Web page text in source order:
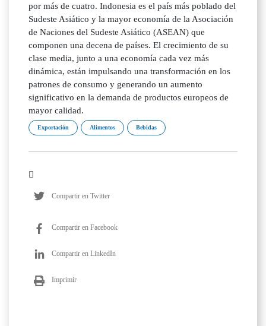
por más de cuatro. Indonesia es el país más poblado del
Sudeste Asiático y la mayor economía de la Asociación
de Naciones del Sudeste Asiático (ASEAN) que
componen una decena de países. El crecimiento de su
clase media, junto a una economía cada vez más
dinámica, están impulsando una transformación en los
patrones de consumo y generando un aumento
significativo en la demanda de productos europeos de
mayor calidad.
Exportación Alimentos Bebidas
Compartir en Twitter
Compartir en Facebook
Compartir en LinkedIn
Imprimir